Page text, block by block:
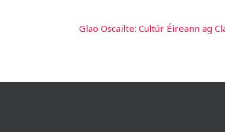
Glao Oscailte: Cultúr Éireann ag